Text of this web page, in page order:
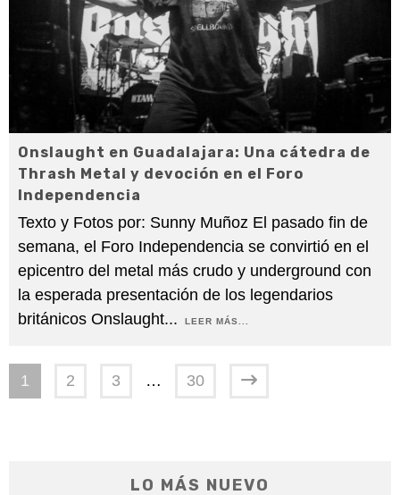
Onslaught en Guadalajara: Una cátedra de
Thrash Metal y devoción en el Foro
Independencia
Texto y Fotos por: Sunny Muñoz El pasado fin de
semana, el Foro Independencia se convirtió en el
epicentro del metal más crudo y underground con
la esperada presentación de los legendarios
británicos Onslaught... LEER MÁS...
1 2 3 … 30
LO MÁS NUEVO